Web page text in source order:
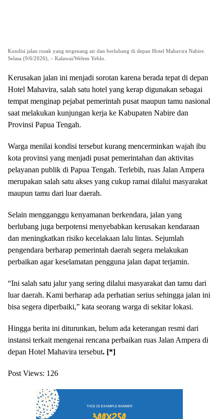
Kondisi jalan rusak yang tergenang air dan berlubang di depan Hotel Mahavira Nabire.
Selasa (9/6/2026), – Kalawai/Welem Yeblo.
Kerusakan jalan ini menjadi sorotan karena berada tepat di depan
Hotel Mahavira, salah satu hotel yang kerap digunakan sebagai
tempat menginap pejabat pemerintah pusat maupun tamu nasional
saat melakukan kunjungan kerja ke Kabupaten Nabire dan
Provinsi Papua Tengah.
Warga menilai kondisi tersebut kurang mencerminkan wajah ibu
kota provinsi yang menjadi pusat pemerintahan dan aktivitas
pelayanan publik di Papua Tengah. Terlebih, ruas Jalan Ampera
merupakan salah satu akses yang cukup ramai dilalui masyarakat
maupun tamu dari luar daerah.
Selain mengganggu kenyamanan berkendara, jalan yang
berlubang juga berpotensi menyebabkan kerusakan kendaraan
dan meningkatkan risiko kecelakaan lalu lintas. Sejumlah
pengendara berharap pemerintah daerah segera melakukan
perbaikan agar keselamatan pengguna jalan dapat terjamin.
“Ini salah satu jalur yang sering dilalui masyarakat dan tamu dari
luar daerah. Kami berharap ada perhatian serius sehingga jalan ini
bisa segera diperbaiki,” kata seorang warga di sekitar lokasi.
Hingga berita ini diturunkan, belum ada keterangan resmi dari
instansi terkait mengenai rencana perbaikan ruas Jalan Ampera di
depan Hotel Mahavira tersebut. [*]
Post Views: 126